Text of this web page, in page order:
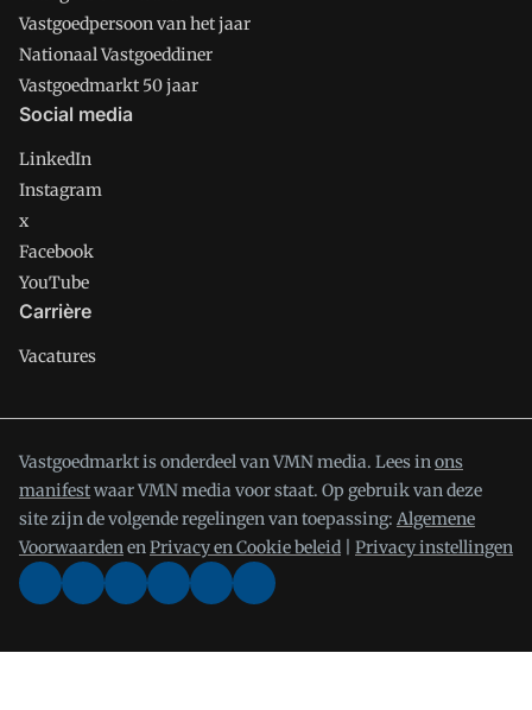
Vastgoedpersoon van het jaar
Nationaal Vastgoeddiner
Vastgoedmarkt 50 jaar
Social media
LinkedIn
Instagram
x
Facebook
YouTube
Carrière
Vacatures
Vastgoedmarkt is onderdeel van VMN media. Lees inons
manifestwaar VMN media voor staat. Op gebruik van deze
site zijn de volgende regelingen van toepassing: Algemene
VoorwaardenenPrivacy en Cookie beleid Privacy instellingen